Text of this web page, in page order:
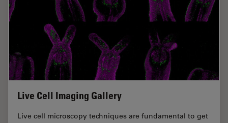
Live Cell Imaging Gallery
Live cell microscopy techniques are fundamental to get